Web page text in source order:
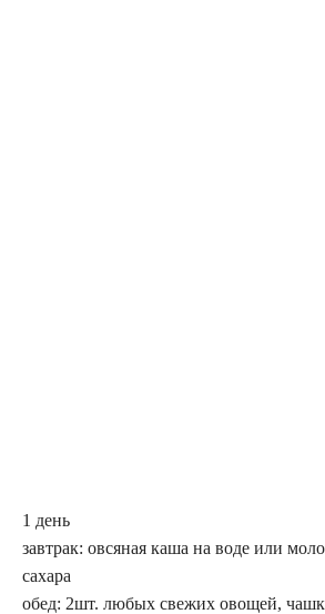
1 день
завтрак: овсяная каша на воде или
сахара
обед: 2шт. любых свежих овощей,